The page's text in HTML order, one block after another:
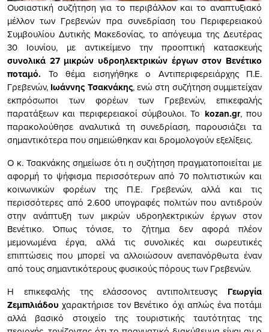
Oυσιαστική συζήτηση για το περιβάλλον και το αναπτυξιακό
μέλλον των Γρεβενών πρα συνεδρίαση του Περιφερειακού
Συμβουλίου Δυτικής Μακεδονίας, το απόγευμα της Δευτέρας
30 Ιουνίου, με αντικείμενο την προοπτική κατασκευής
συνολικά 27 μικρών υδροηλεκτρικών έργων στον Βενέτικο
ποταμό. Το θέμα εισηγήθηκε ο Αντιπεριφερειάρχης Π.Ε.
Γρεβενών, Ιωάννης Τσακνάκης, ενώ στη συζήτηση συμμετείχαν
εκπρόσωποι των φορέων των Γρεβενών, επικεφαλής
παρατάξεων και περιφερειακοί σύμβουλοι. Το kozan.gr, που
παρακολούθησε αναλυτικά τη συνεδρίαση, παρουσιάζει τα
σημαντικότερα που σημειώθηκαν και δρομολογούν εξελίξεις.
Ο κ. Τσακνάκης σημείωσε ότι η συζήτηση πραγματοποιείται με
αφορμή το ψήφισμα περισσότερων από 70 πολιτιστικών και
κοινωνικών φορέων της Π.Ε. Γρεβενών, αλλά και τις
περισσότερες από 2.600 υπογραφές πολιτών που αντιδρούν
στην ανάπτυξη των μικρών υδροηλεκτρικών έργων στον
Βενέτικο. Όπως τόνισε, το ζήτημα δεν αφορά πλέον
μεμονωμένα έργα, αλλά τις συνολικές και σωρευτικές
επιπτώσεις που μπορεί να αλλοιώσουν ανεπανόρθωτα έναν
από τους σημαντικότερους φυσικούς πόρους των Γρεβενών.
Η επικεφαλής της ελάσσονος αντιπολιτευσγς Γεωργία
Ζεμπιλιάδου χαρακτήρισε τον Βενέτικο όχι απλώς ένα ποτάμι
αλλά βασικό στοιχείο της τουριστικής ταυτότητας της